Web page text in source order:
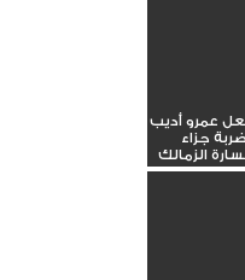
عمرو أديب
جزاء
الزمالك